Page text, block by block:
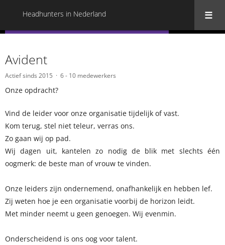
Headhunters in Nederland
Avident
Actief sinds 2015 6 - 10 medewerkers
Onze opdracht?
Vind de leider voor onze organisatie tijdelijk of vast.
Kom terug, stel niet teleur, verras ons.
Zo gaan wij op pad.
Wij dagen uit, kantelen zo nodig de blik met slechts één
oogmerk: de beste man of vrouw te vinden.
Onze leiders zijn ondernemend, onafhankelijk en hebben lef.
Zij weten hoe je een organisatie voorbij de horizon leidt.
Met minder neemt u geen genoegen. Wij evenmin.
Onderscheidend is ons oog voor talent.